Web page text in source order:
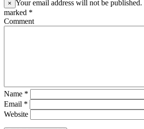
× Your email address will not be
marked *
Comment
Name *
Email *
Website